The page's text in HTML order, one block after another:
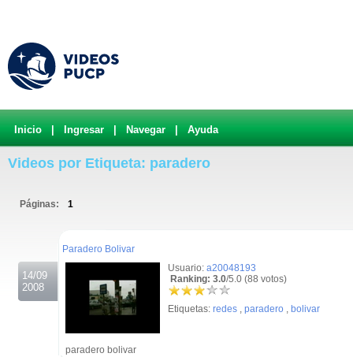
Inicio Ingresar Navegar Ayuda
Videos por Etiqueta: paradero
Páginas: 1
14/09
2008
Paradero Bolivar
Usuario: a20048193
Ranking: 3.0/5.0 (88 votos)
Etiquetas: redes , paradero , bolivar
paradero bolivar